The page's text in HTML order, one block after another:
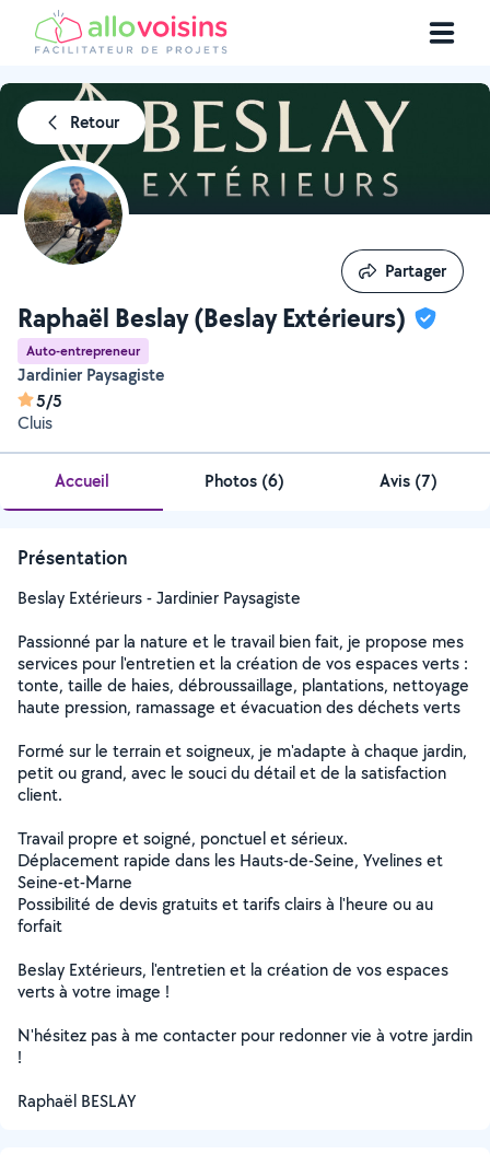
Retour
Raphaël Beslay (Beslay Extérieurs)
Auto-entrepreneur
Jardinier Paysagiste
5/5
Cluis
Partager
Partager
Accueil Photos (6) Avis (7)
Présentation
Beslay Extérieurs - Jardinier Paysagiste
Passionné par la nature et le travail bien fait, je propose mes
services pour l'entretien et la création de vos espaces verts :
tonte, taille de haies, débroussaillage, plantations, nettoyage
haute pression, ramassage et évacuation des déchets verts
Formé sur le terrain et soigneux, je m'adapte à chaque jardin,
petit ou grand, avec le souci du détail et de la satisfaction
client.
Travail propre et soigné, ponctuel et sérieux.
Déplacement rapide dans les Hauts-de-Seine, Yvelines et
Seine-et-Marne
Possibilité de devis gratuits et tarifs clairs à l'heure ou au
forfait
Beslay Extérieurs, l'entretien et la création de vos espaces
verts à votre image !
N'hésitez pas à me contacter pour redonner vie à votre jardin
!
Raphaël BESLAY